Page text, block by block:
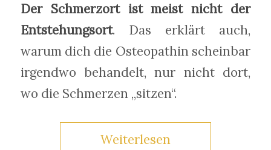
Der Schmerzort ist meist nicht der
Entstehungsort. Das erklärt auch,
warum dich die Osteopathin scheinbar
irgendwo behandelt, nur nicht dort,
wo die Schmerzen „sitzen“.
Weiterlesen